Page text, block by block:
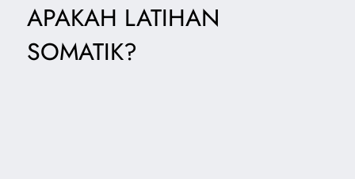
APAKAH LATIHAN
SOMATIK?